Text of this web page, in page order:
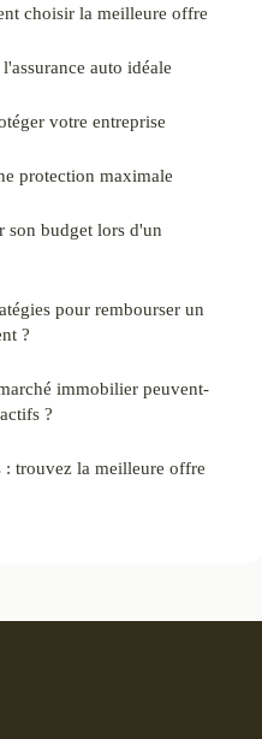
choisir la meilleure offre
auto idéale
votre entreprise
protection maximale
son budget lors d'un
pour rembourser un
?
immobilier peuvent-
?
: trouvez la meilleure offre